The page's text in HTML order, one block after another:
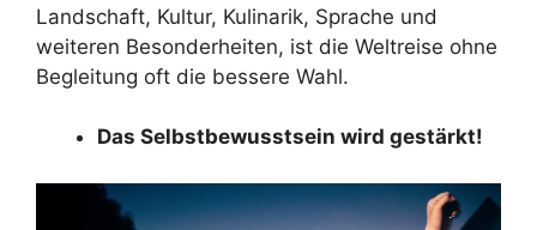
Landschaft, Kultur, Kulinarik, Sprache und
weiteren Besonderheiten, ist die Weltreise ohne
Begleitung oft die bessere Wahl.
Das Selbstbewusstsein wird gestärkt!